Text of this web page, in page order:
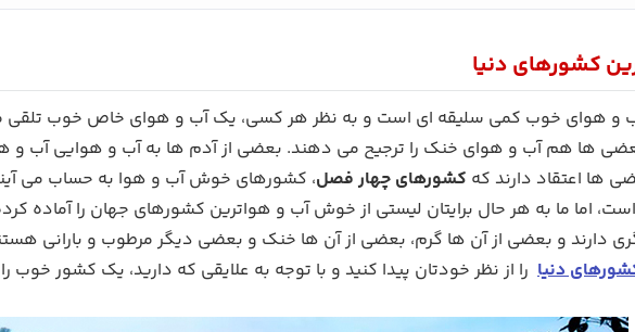
کشورهای دنیا
و هوای خوب کمی سلیقه ای است و به نظر هر کسی، یک آب و هوای خاص خوب تلقی
ها هم آب و هوای خنک را ترجیح می دهند. بعضی از آدم ها به آب و هوایی آب و
ها اعتقاد دارند که کشورهای چهار فصل، کشورهای خوش آب و هوا به حساب می
اما ما به هر حال برایتان لیستی از خوش آب و هواترین کشورهای جهان را آماده
دارند و بعضی از آن ها گرم، بعضی از آن ها خنک و بعضی دیگر مرطوب و بارانی
دنیا را از نظر خودتان پیدا کنید و با توجه به علایقی که دارید، یک کشور